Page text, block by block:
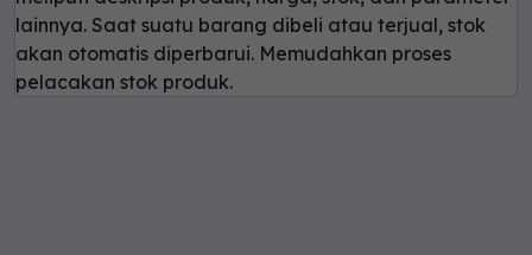
lainnya. Saat suatu barang dibeli atau terjual, stok
akan otomatis diperbarui. Memudahkan proses
pelacakan stok produk.